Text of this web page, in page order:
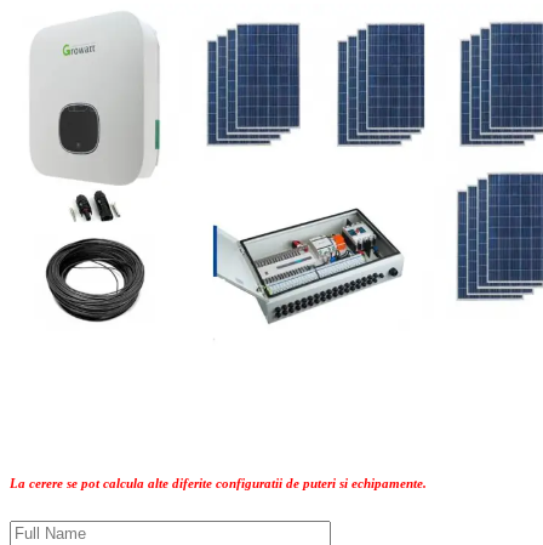
La cerere se pot calcula alte diferite configuratii de puteri si echipamente.